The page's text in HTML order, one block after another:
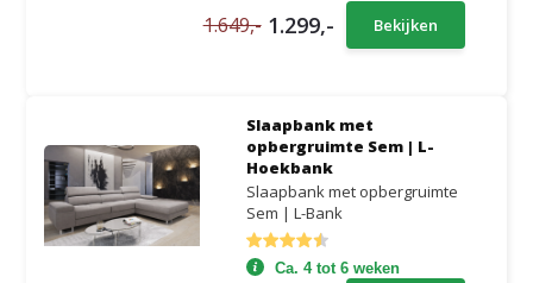
1.649,- 1.299,- Bekijken
Slaapbank met
opbergruimte Sem | L-
Hoekbank
Slaapbank met opbergruimte
Sem | L-Bank
Ca. 4 tot 6 weken